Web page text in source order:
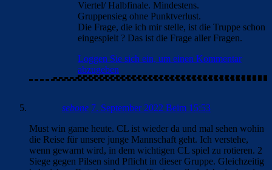
Viertel/ Halbfinale. Mindestens.
Gruppensieg ohne Punktverlust.
Die Frage, die ich mir stelle, ist die Truppe schon
eingespielt ? Das ist die Frage aller Fragen.
Loggen Sie sich ein, um einen Kommentar
abzugeben
sebone 7. September 2022 Beim 15:53
Must win game heute. CL ist wieder da und mal sehen wohin
die Reise für unsere junge Mannschaft geht. Ich verstehe,
wenn gewarnt wird, in dem wichtigen CL spiel zu rotieren. 2
Siege gegen Pilsen sind Pflicht in dieser Gruppe. Gleichzeitig